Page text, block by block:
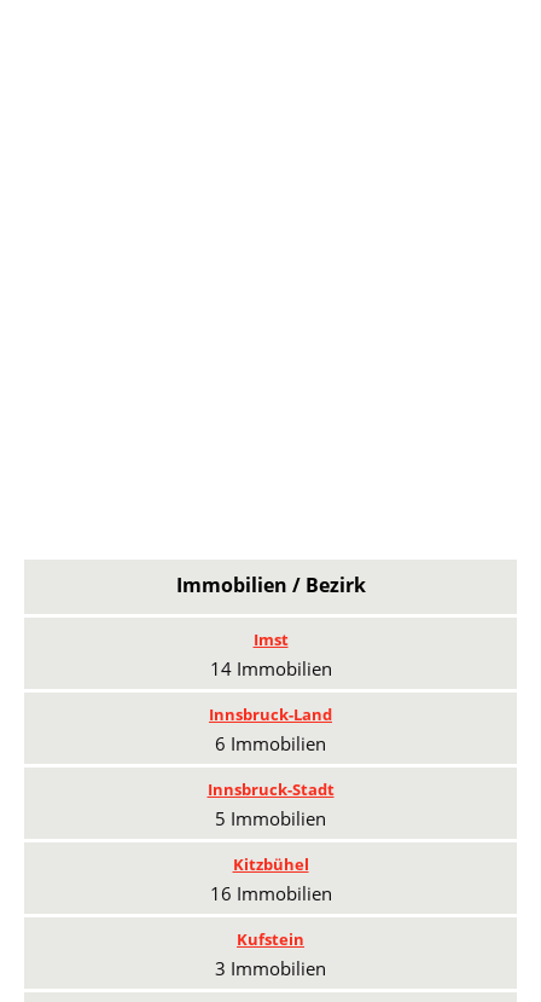
Immobilien / Bezirk
Imst
14 Immobilien
Innsbruck-Land
6 Immobilien
Innsbruck-Stadt
5 Immobilien
Kitzbühel
16 Immobilien
Kufstein
3 Immobilien